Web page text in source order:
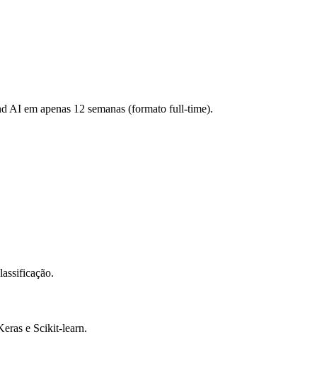
AI em apenas 12 semanas (formato full-time).
e Scikit-learn.